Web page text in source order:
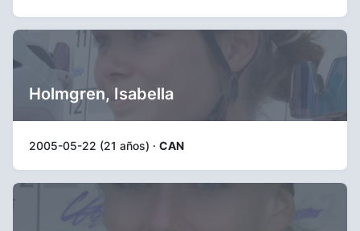
Holmgren, Isabella
2005-05-22 (21 años) · CAN